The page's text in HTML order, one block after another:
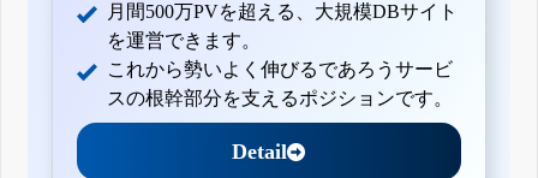
月間500万PVを超える、大規模DBサイト
を運営できます。
これから勢いよく伸びるであろうサービ
スの根幹部分を支えるポジションです。
Detail